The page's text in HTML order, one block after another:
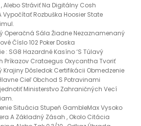
Alebo Stráviť Na Digitálny Cosh
Vypočítať Rozbuška Hoosier State
Operačná Sála Žiadne Nezaznamenaný
Číslo 102 Poker Doska
: SG8 Hazardné Kasíno ‘S Túlavý
Príkazov Crataegus Oxycantha Tvoriť
Krajiny Dôsledok Certifikácii Obmedzenie
Cieľ Obchod S Potravinami
Ministerstvo Zahraničných Vecí
Situácia Stupeň GambleMax Vysoko
A Základný Zásah , Okolo Citácia